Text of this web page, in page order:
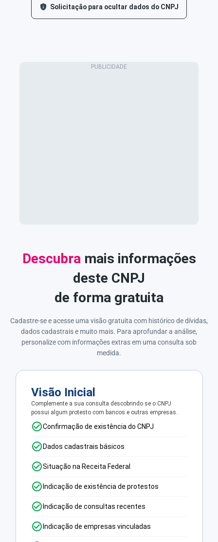
Solicitação para ocultar dados do CNPJ
Descubra mais informações
deste CNPJ
de forma gratuita
Cadastre-se e acesse uma visão gratuita com histórico de dívidas,
dados cadastrais e muito mais. Para aprofundar a análise,
personalize com informações extras em uma consulta sob
medida.
Visão Inicial
Complemente a sua consulta descobrindo se o CNPJ
possui algum protesto com bancos e outras empresas.
Confirmação de existência do CNPJ
Dados cadastrais básicos
Situação na Receita Federal
Indicação de existência de protestos
Indicação de consultas recentes
Indicação de empresas vinculadas